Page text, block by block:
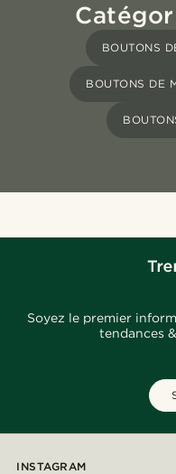
BOUTONS
BOUTONS DE
Soyez le premier
tendances
INSTAGRAM